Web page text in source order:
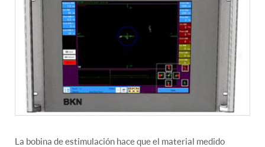
La bobina de estimulación hace que el material medido